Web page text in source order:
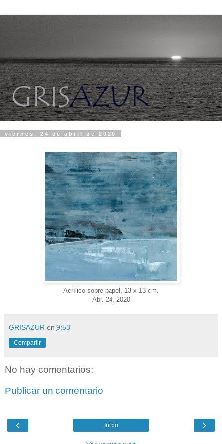
viernes, 24 de abril de 2020
Acrílico sobre papel, 13 x 13 cm.
Abr. 24, 2020
GRISAZUR en 9:53
Compartir
No hay comentarios:
Publicar un comentario
‹ ›
Inicio